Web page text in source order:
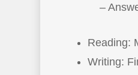
– Answer
Reading:
Writing: